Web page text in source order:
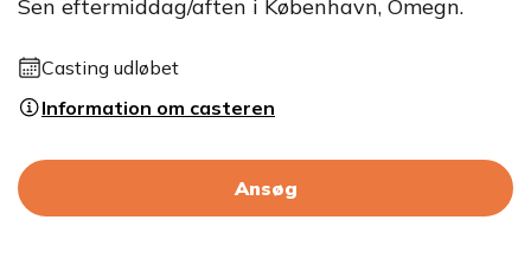
Sen eftermiddag/aften i København, Omegn.
Casting udløbet
Information om casteren
Ansøg